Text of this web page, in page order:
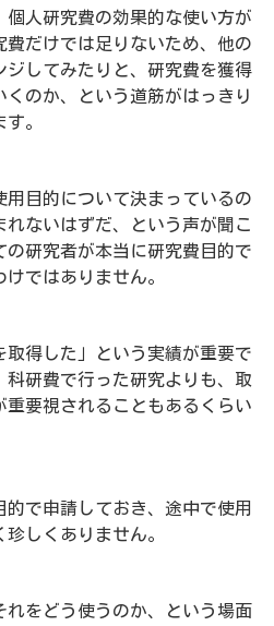
人研究費の効果的な使い方が
費だけでは足りないため、他の
ジしてみたりと、研究費を獲得
くのか、という道筋がはっきり
。
目的について決まっているの
ないはずだ、という声が聞こ
の研究者が本当に研究費目的で
ではありません。
取得した」という実績が重要で
科研費で行った研究よりも、取
重要視されることもあるくらい
で申請しておき、途中で使用
しくありません。
れをどう使うのか、という場面